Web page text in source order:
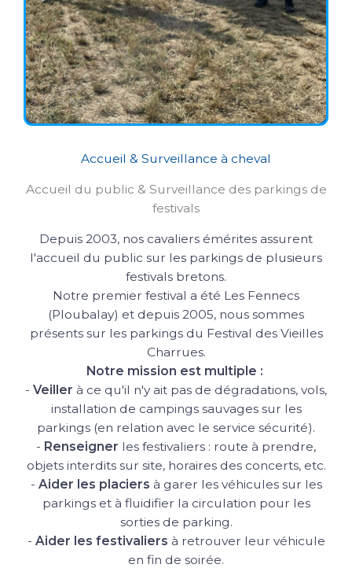
Accueil & Surveillance à cheval
Accueil du public & Surveillance des parkings de
festivals
Depuis 2003, nos cavaliers émérites assurent
l'accueil du public sur les parkings de plusieurs
festivals bretons.
Notre premier festival a été Les Fennecs
(Ploubalay) et depuis 2005, nous sommes
présents sur les parkings du Festival des Vieilles
Charrues.
Notre mission est multiple :
- Veiller à ce qu'il n'y ait pas de dégradations, vols,
installation de campings sauvages sur les
parkings (en relation avec le service sécurité).
- Renseigner les festivaliers : route à prendre,
objets interdits sur site, horaires des concerts, etc.
- Aider les placiers à garer les véhicules sur les
parkings et à fluidifier la circulation pour les
sorties de parking.
- Aider les festivaliers à retrouver leur véhicule
en fin de soirée.